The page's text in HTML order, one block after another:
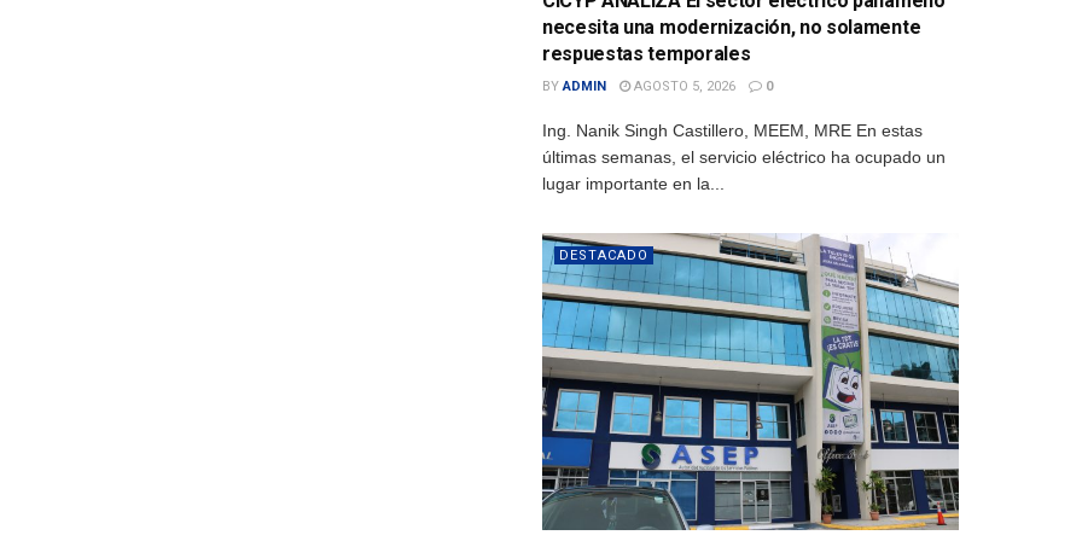
necesita una modernización, no solamente
respuestas temporales
BY ADMIN AGOSTO 5, 2026 0
Ing. Nanik Singh Castillero, MEEM, MRE En estas
últimas semanas, el servicio eléctrico ha ocupado un
lugar importante en la...
DESTACADO